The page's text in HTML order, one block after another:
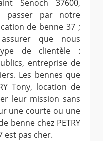
Senoch 37600,
passer par notre
de benne 37 ;
que nous
de clientèle :
entreprise de
Les bennes que
Tony, location de
leur mission sans
une courte ou une
benne chez PETRY
est pas cher.